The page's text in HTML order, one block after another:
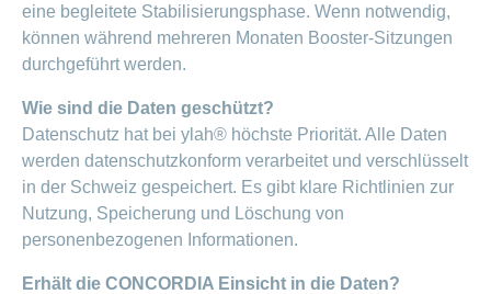
eine begleitete Stabilisierungsphase. Wenn notwendig,
können während mehreren Monaten Booster-Sitzungen
durchgeführt werden.
Wie sind die Daten geschützt?
Datenschutz hat bei ylah® höchste Priorität. Alle Daten
werden datenschutzkonform verarbeitet und verschlüsselt
in der Schweiz gespeichert. Es gibt klare Richtlinien zur
Nutzung, Speicherung und Löschung von
personenbezogenen Informationen.
Erhält die CONCORDIA Einsicht in die Daten?